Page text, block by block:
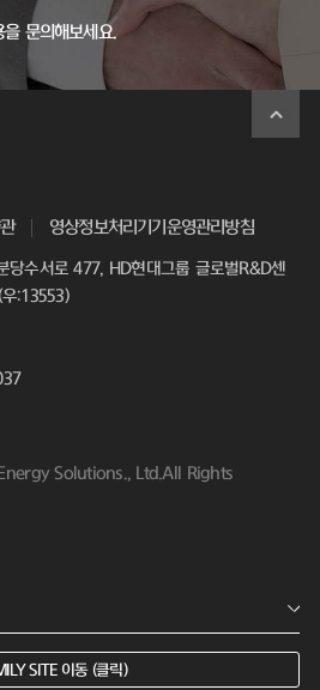
문의해보세요.
영상정보처리기기운영관리방침
당수서로 477, HD현대그룹 글로벌R&D센
:13553)
Solutions., Ltd.All Rights
SITE 이동 (클릭)